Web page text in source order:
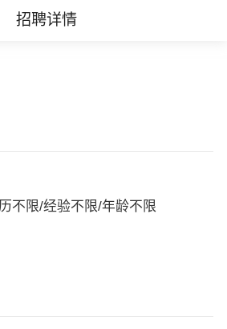
招聘详情
不限/经验不限/年龄不限